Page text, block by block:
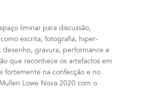
liminar para discussão,
escrita, fotografia, hiper-
desenho, gravura, performance e
que reconhece os artefactos em
fortemente na confecção e no
Lowe Nova 2020 com o